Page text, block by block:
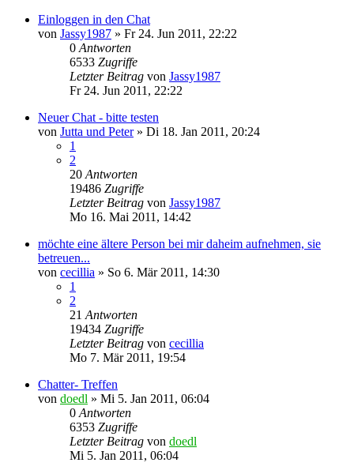
Einloggen in den Chat
von Jassy1987 » Fr 24. Jun 2011, 22:22
0 Antworten
6533 Zugriffe
Letzter Beitrag von Jassy1987
Fr 24. Jun 2011, 22:22
Neuer Chat - bitte testen
von Jutta und Peter» Di 18. Jan 2011, 20:24
1
2
20 Antworten
19486 Zugriffe
Letzter Beitrag von Jassy1987
Mo 16. Mai 2011, 14:42
möchte eine ältere Person bei mir daheim aufnehmen, sie
betreuen...
von cecillia » So 6. Mär 2011, 14:30
1
2
21 Antworten
19434 Zugriffe
Letzter Beitrag von cecillia
Mo 7. Mär 2011, 19:54
Chatter- Treffen
von doedl » Mi 5. Jan 2011, 06:04
0 Antworten
6353 Zugriffe
Letzter Beitrag von doedl
Mi 5. Jan 2011, 06:04